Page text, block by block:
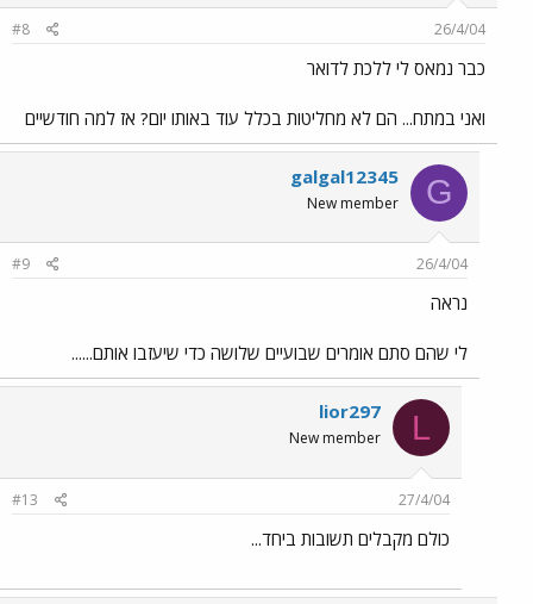
26/4/04
#8
כבר נמאס לי ללכת לדואר
ואני במתח... הם לא מחליטות בכלל עוד באותו יום? אז למה חודשיים
G
galgal12345
New member
26/4/04
#9
נראה
לי שהם סתם אומרים שבועיים שלושה כדי שיעזבו אותם......
L
lior297
New member
27/4/04
#13
כולם מקבלים תשובות ביחד...